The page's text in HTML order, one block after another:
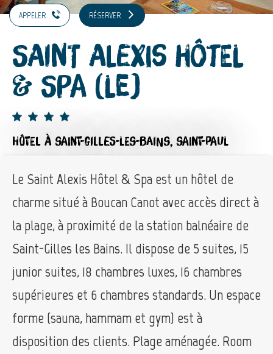
APPELER RÉSERVER
Saint Alexis Hôtel
& Spa (Le)
HÔTEL À SAINT-GILLES-LES-BAINS, SAINT-PAUL
Le Saint Alexis Hôtel & Spa est un hôtel de
charme situé à Boucan Canot avec accès direct à
la plage, à proximité de la station balnéaire de
Saint-Gilles les Bains. Il dispose de 5 suites, 15
junior suites, 18 chambres luxes, 16 chambres
supérieures et 6 chambres standards. Un espace
forme (sauna, hammam et gym) est à
disposition des clients. Plage aménagée. Room